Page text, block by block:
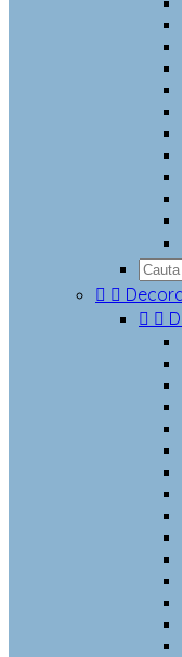
 
 